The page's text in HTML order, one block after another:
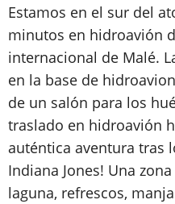
Estamos en el sur del
minutos en hidroavión
internacional de Malé.
en la base de
de un salón para los
traslado en hidroavión
auténtica aventura tras
Indiana Jones! Una
laguna, refrescos,